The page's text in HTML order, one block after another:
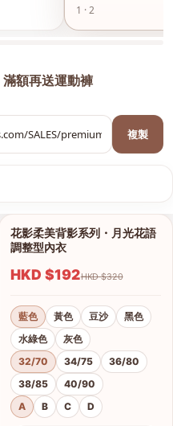
1 · 2
額再送運動褲
複製
1/18
花影柔美背影系列・月光花語
調整型內衣
HKD $192 HKD $320
藍色 黃色 豆沙
黑色
水綠色
灰色
32/70
34/75
36/80
38/85
40/90
A
B C D